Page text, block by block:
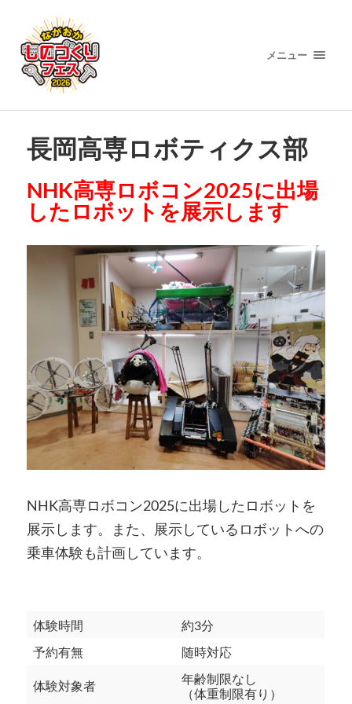
メニュー
長岡高専ロボティクス部
NHK高専ロボコン2025に出場
したロボットを展示します
NHK高専ロボコン2025に出場したロボットを
展示します。また、展示しているロボットへの
乗車体験も計画しています。
体験時間
約3分
予約有無
随時対応
体験対象者
年齢制限なし
（体重制限有り）